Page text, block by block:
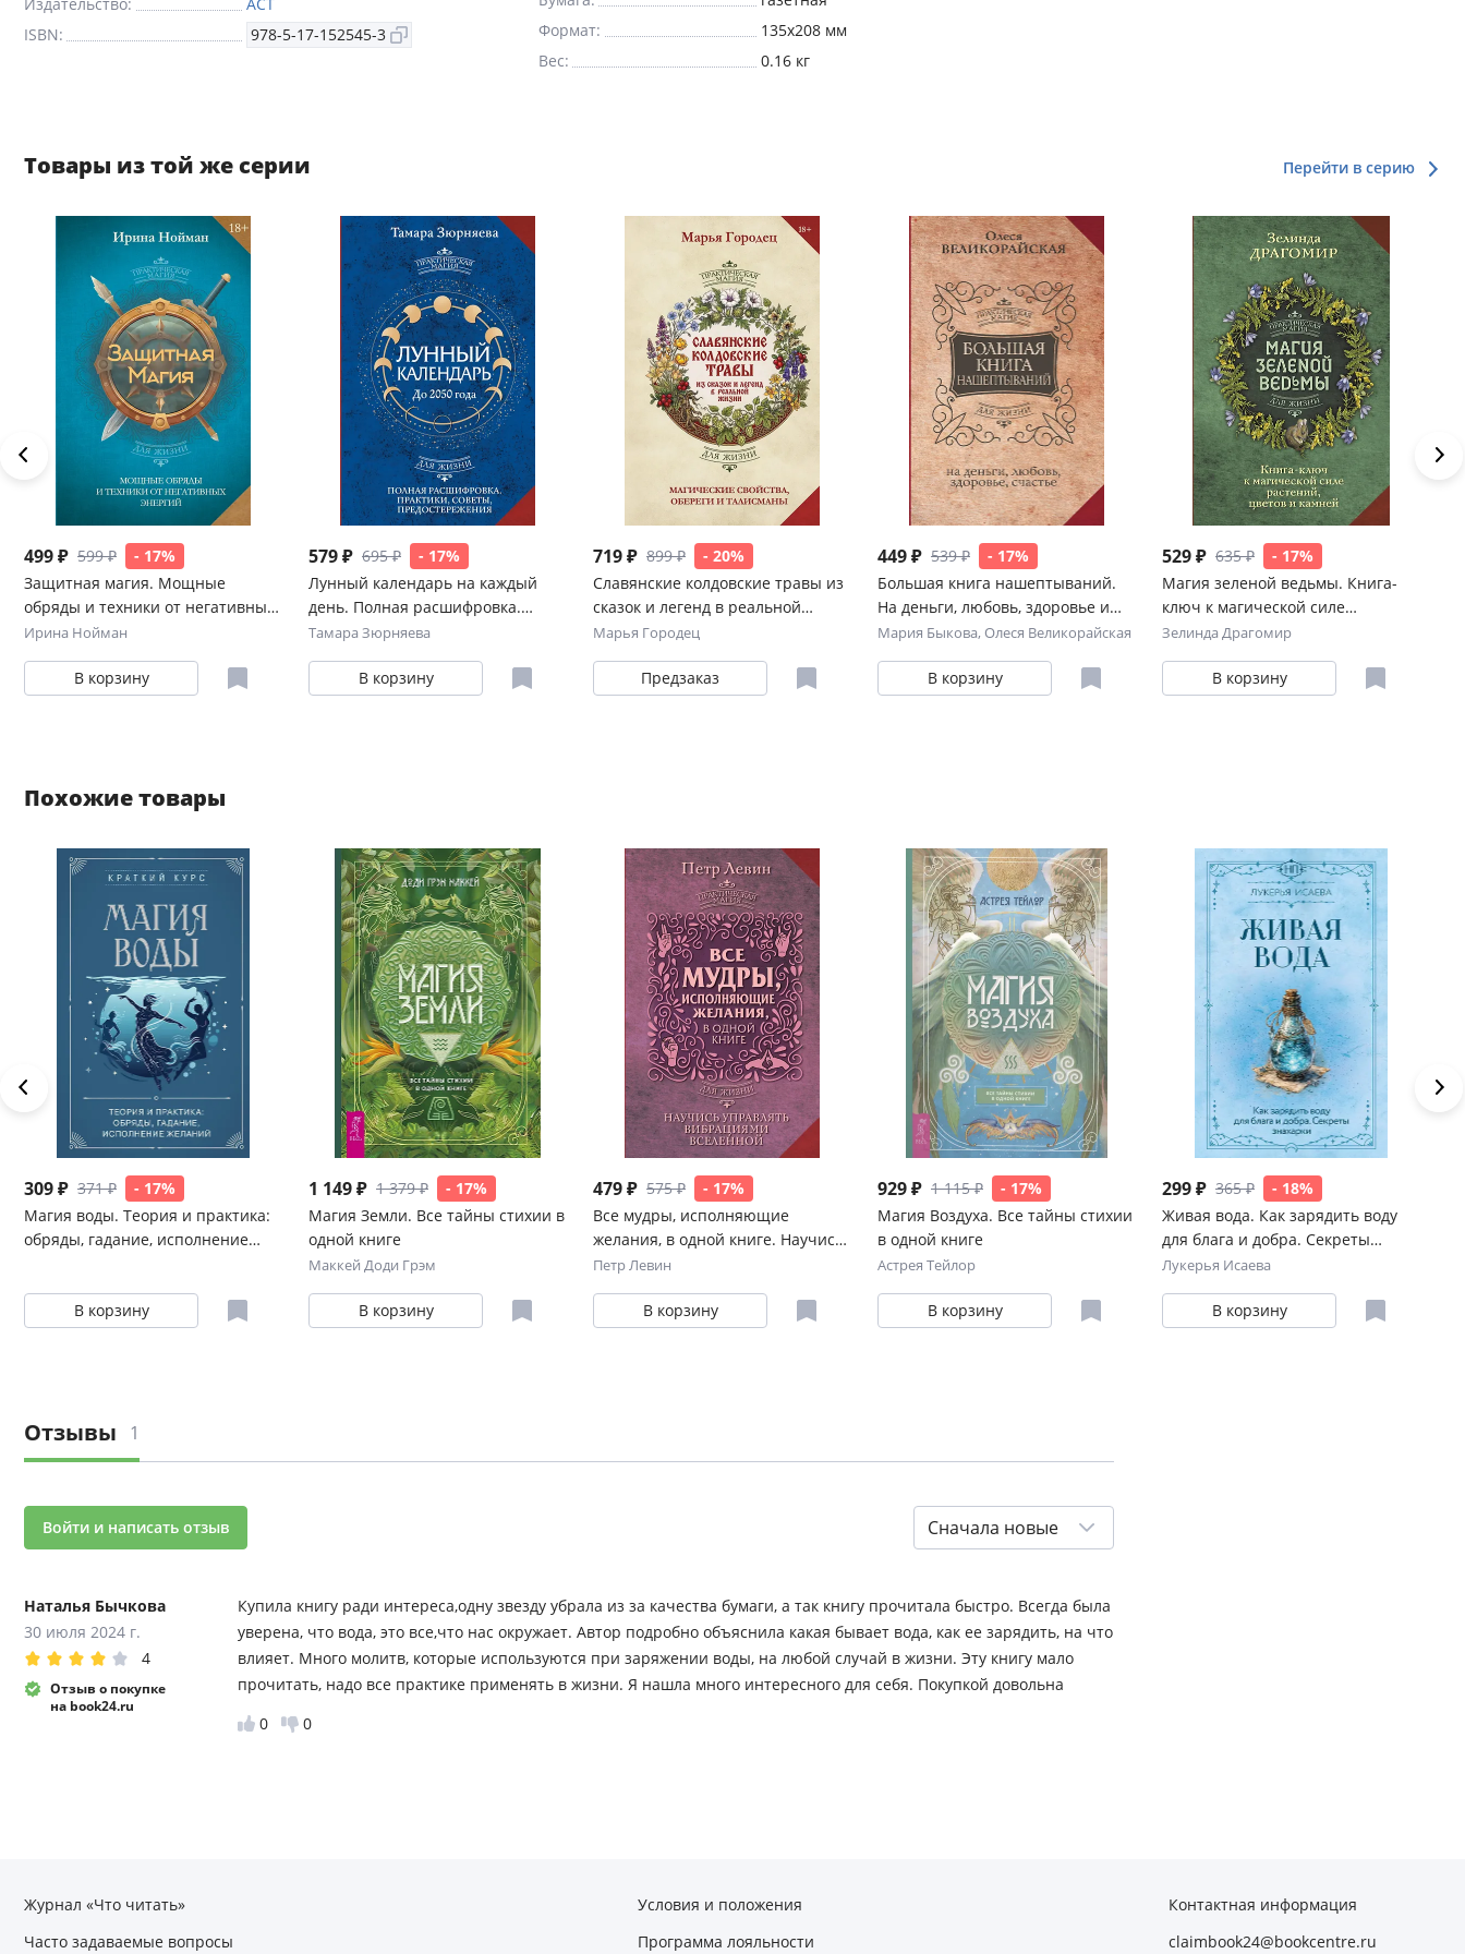
ISBN:
978-5-17-152545-3
Формат:
135x208 мм
Вес:
0.16 кг
Товары из той же серии Перейти в серию
499 ₽ 599 ₽
- 17%
Защитная магия. Мощные
обряды и техники от негативных
энергий
Ирина Нойман
В корзину
579 ₽ 695 ₽
- 17%
Лунный календарь на каждый
день. Полная расшифровка.
Практики, советы,
Тамара Зюрняева
В корзину
719 ₽ 899 ₽
- 20%
Славянские колдовские травы из
сказок и легенд в реальной
жизни. Магические свойства,
Марья Городец
Предзаказ
449 ₽ 539 ₽
- 17%
Большая книга нашептываний.
На деньги, любовь, здоровье и
счастье
Мария Быкова,Олеся Великорайская
В корзину
529 ₽ 635 ₽
- 17%
Магия зеленой ведьмы. Книга-
ключ к магической силе
растений, цветов и камней
Зелинда Драгомир
В корзину
Похожие товары
309 ₽ 371 ₽
- 17%
Магия воды. Теория и практика:
обряды, гадание, исполнение
В корзину
1 149 ₽ 1 379 ₽
- 17%
Магия Земли. Все тайны стихии в
одной книге
Маккей Доди Грэм
В корзину
479 ₽ 575 ₽
- 17%
Все мудры, исполняющие
желания, в одной книге. Научись
управлять вибрациями
Петр Левин
В корзину
929 ₽ 1 115 ₽
- 17%
Магия Воздуха. Все тайны стихии
в одной книге
Астрея Тейлор
В корзину
299 ₽ 365 ₽
- 18%
Живая вода. Как зарядить воду
для блага и добра. Секреты
знахарки
Лукерья Исаева
В корзину
Отзывы 1
Войти и написать отзыв Сначала новые
Наталья Бычкова
30 июля 2024 г.
4
Отзыв о покупке
на book24.ru
Купила книгу ради интереса,одну звезду убрала из за качества бумаги, а так книгу прочитала быстро. Всегда была
уверена, что вода, это все,что нас окружает. Автор подробно объяснила какая бывает вода, как ее зарядить, на что
влияет. Много молитв, которые используются при заряжении воды, на любой случай в жизни. Эту книгу мало
прочитать, надо все практике применять в жизни. Я нашла много интересного для себя. Покупкой довольна
0
0
Журнал «Что читать»
Часто задаваемые вопросы
Условия и положения
Программа лояльности
Контактная информация
claimbook24@bookcentre.ru